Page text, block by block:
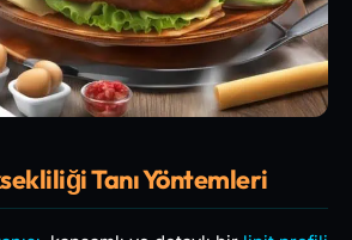
Tanı Yöntemleri